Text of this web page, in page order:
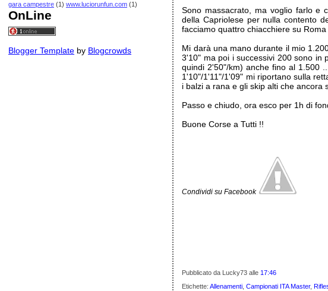
gara campestre (1) www.luciorunfun.com (1)
OnLine
Blogger Template by Blogcrowds
Sono massacrato, ma voglio farlo e
della Capriolese per nulla contento
facciamo quattro chiacchiere su Roma
Mi darà una mano durante il mio
3'10" ma poi i successivi 200 sono in
quindi 2'50"/km) anche fino al 1.500
1'10"/1'11"/1'09" mi riportano sulla
i balzi a rana e gli skip alti che ancora
Passo e chiudo, ora esco per 1h di
Buone Corse a Tutti !!
Condividi su Facebook
Pubblicato da Lucky73alle 17:46
Etichette:Allenamenti ,Campionati ITA Master,